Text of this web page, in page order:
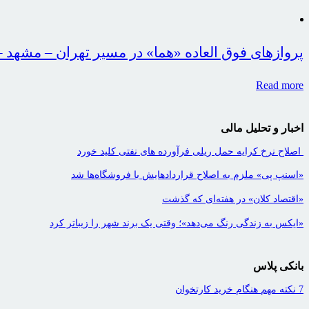
پروازهای فوق العاده «هما» در مسیر تهران – مشهد
Read more
اخبار و تحلیل مالی
اصلاح نرخ کرایه حمل ریلی فرآورده های نفتی کلید خورد
«اسنپ پی» ملزم به اصلاح قراردادهایش با فروشگاه‌ها شد
«اقتصاد کلان» در هفته‌ای که گذشت
«ایکس به زندگی رنگ می‌دهد»؛ وقتی یک برند شهر را زیباتر کرد
بانکی پلاس
7 نکته مهم هنگام خرید کارتخوان